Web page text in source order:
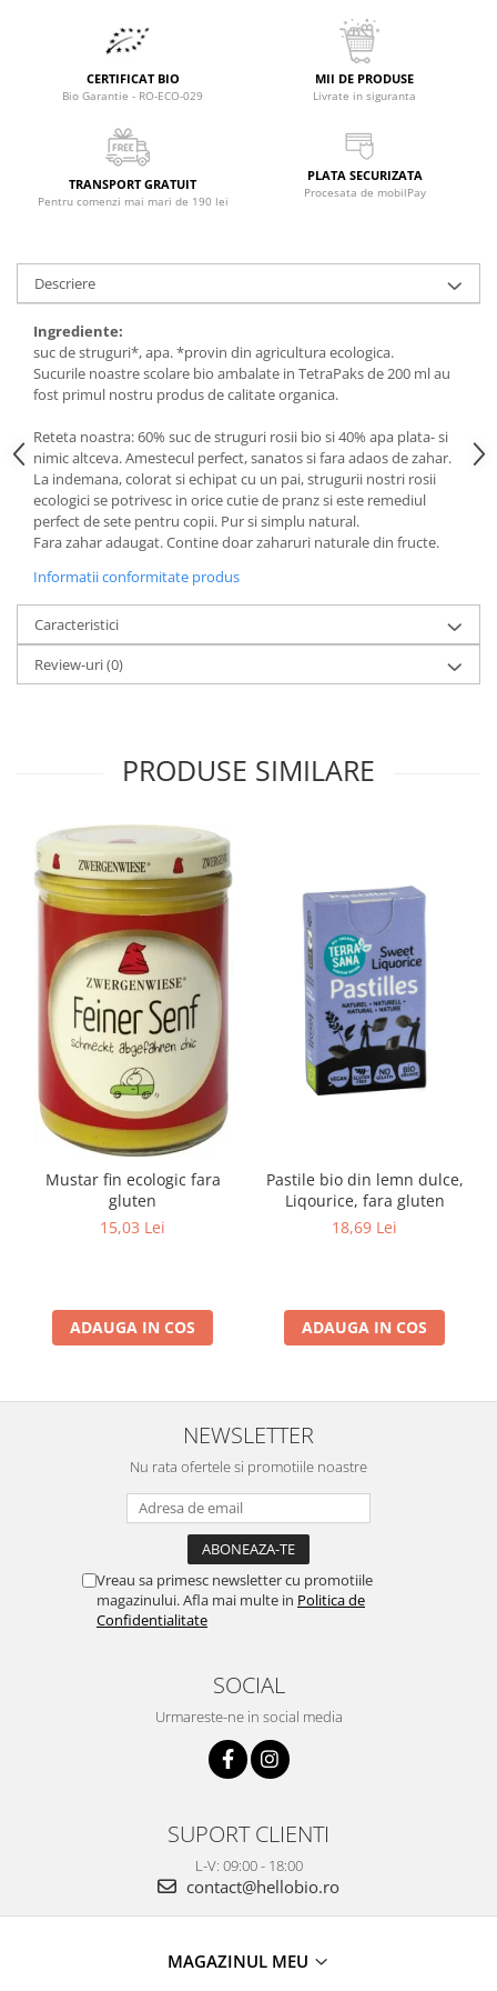
Condimente si mirodenii
Fara gluten
Semipreparate
Snacks-uri, chips-uri
Tradiționale japoneze
Tofu
Seminte si boabe pentru germinat
Congelate
Extracte si esente
Relaxare - Antistres
Rinichi si afecțiuni renale
Sistemul digestiv si afectiuni
Sistemul endocrin
Sistemul nervos
Sistemul respirator
Uleiuri esentiale si de baza
CERTIFICAT BIO
Bio Garantie - RO-ECO-029
MII DE PRODUSE
Livrate in siguranta
TRANSPORT GRATUIT
Pentru comenzi mai mari de 190 lei
PLATA SECURIZATA
Procesata de mobilPay
Descriere
Ingrediente:
suc de struguri*, apa. *provin din agricultura ecologica.
Sucurile noastre scolare bio ambalate in TetraPaks de 200 ml au
fost primul nostru produs de calitate organica.
Reteta noastra: 60% suc de struguri rosii bio si 40% apa plata- si
nimic altceva. Amestecul perfect, sanatos si fara adaos de zahar.
La indemana, colorat si echipat cu un pai, strugurii nostri rosii
ecologici se potrivesc in orice cutie de pranz si este remediul
perfect de sete pentru copii. Pur si simplu natural.
Fara zahar adaugat. Contine doar zaharuri naturale din fructe.
Informatii conformitate produs
Caracteristici
Review-uri(0)
PRODUSE SIMILARE
Mustar fin ecologic fara
gluten
15,03 Lei
ADAUGA IN COS
Pastile bio din lemn dulce,
Liqourice, fara gluten
18,69 Lei
ADAUGA IN COS
NEWSLETTER
Nu rata ofertele si promotiile noastre
Vreau sa primesc newsletter cu promotiile
magazinului. Afla mai multe in Politica de
Confidentialitate
SOCIAL
Urmareste-ne in social media
SUPORT CLIENTI
L-V: 09:00 - 18:00
contact@hellobio.ro
MAGAZINUL MEU